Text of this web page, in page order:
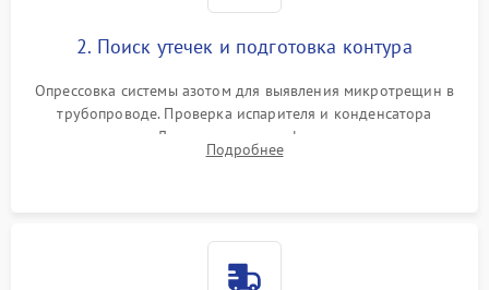
2. Поиск утечек и подготовка контура
Опрессовка системы азотом для выявления микротрещин в
трубопроводе. Проверка испарителя и конденсатора
течеискателем. Демонтаж старого фильтра-осушителя и
продувка капиллярной трубки для устранения засоров.
Подробнее